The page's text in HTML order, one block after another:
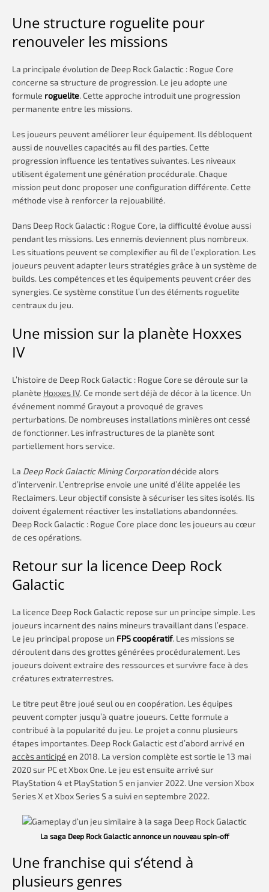
Une structure roguelite pour
renouveler les missions
La principale évolution de Deep Rock Galactic : Rogue Core
concerne sa structure de progression. Le jeu adopte une
formule roguelite. Cette approche introduit une progression
permanente entre les missions.
Les joueurs peuvent améliorer leur équipement. Ils débloquent
aussi de nouvelles capacités au fil des parties. Cette
progression influence les tentatives suivantes. Les niveaux
utilisent également une génération procédurale. Chaque
mission peut donc proposer une configuration différente. Cette
méthode vise à renforcer la rejouabilité.
Dans Deep Rock Galactic : Rogue Core, la difficulté évolue aussi
pendant les missions. Les ennemis deviennent plus nombreux.
Les situations peuvent se complexifier au fil de l’exploration. Les
joueurs peuvent adapter leurs stratégies grâce à un système de
builds. Les compétences et les équipements peuvent créer des
synergies. Ce système constitue l’un des éléments roguelite
centraux du jeu.
Une mission sur la planète Hoxxes
IV
L’histoire de Deep Rock Galactic : Rogue Core se déroule sur la
planète Hoxxes IV. Ce monde sert déjà de décor à la licence. Un
événement nommé Grayout a provoqué de graves
perturbations. De nombreuses installations minières ont cessé
de fonctionner. Les infrastructures de la planète sont
partiellement hors service.
La Deep Rock Galactic Mining Corporationdécide alors
d’intervenir. L’entreprise envoie une unité d’élite appelée les
Reclaimers. Leur objectif consiste à sécuriser les sites isolés. Ils
doivent également réactiver les installations abandonnées.
Deep Rock Galactic : Rogue Core place donc les joueurs au cœur
de ces opérations.
Retour sur la licence Deep Rock
Galactic
La licence Deep Rock Galactic repose sur un principe simple. Les
joueurs incarnent des nains mineurs travaillant dans l’espace.
Le jeu principal propose un FPS coopératif. Les missions se
déroulent dans des grottes générées procéduralement. Les
joueurs doivent extraire des ressources et survivre face à des
créatures extraterrestres.
Le titre peut être joué seul ou en coopération. Les équipes
peuvent compter jusqu’à quatre joueurs. Cette formule a
contribué à la popularité du jeu. Le projet a connu plusieurs
étapes importantes. Deep Rock Galactic est d’abord arrivé en
accès anticipé en 2018. La version complète est sortie le 13 mai
2020 sur PC et Xbox One. Le jeu est ensuite arrivé sur
PlayStation 4 et PlayStation 5 en janvier 2022. Une version Xbox
Series X et Xbox Series S a suivi en septembre 2022.
La saga Deep Rock Galactic annonce un nouveau spin-off
Une franchise qui s’étend à
plusieurs genres